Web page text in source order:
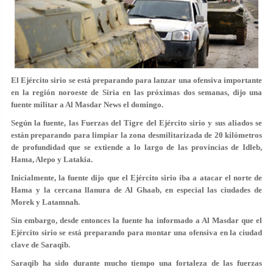
El Ejército sirio se está preparando para lanzar una ofensiva importante
en la región noroeste de Siria en las próximas dos semanas, dijo una
fuente militar a Al Masdar News el domingo.
Según la fuente, las Fuerzas del Tigre del Ejército sirio y sus aliados se
están preparando para limpiar la zona desmilitarizada de 20 kilómetros
de profundidad que se extiende a lo largo de las provincias de Idleb,
Hama, Alepo y Latakia.
Inicialmente, la fuente dijo que el Ejército sirio iba a atacar el norte de
Hama y la cercana llanura de Al Ghaab, en especial las ciudades de
Morek y Latamnah.
Sin embargo, desde entonces la fuente ha informado a Al Masdar que el
Ejército sirio se está preparando para montar una ofensiva en la ciudad
clave de Saraqib.
Saraqib ha sido durante mucho tiempo una fortaleza de las fuerzas